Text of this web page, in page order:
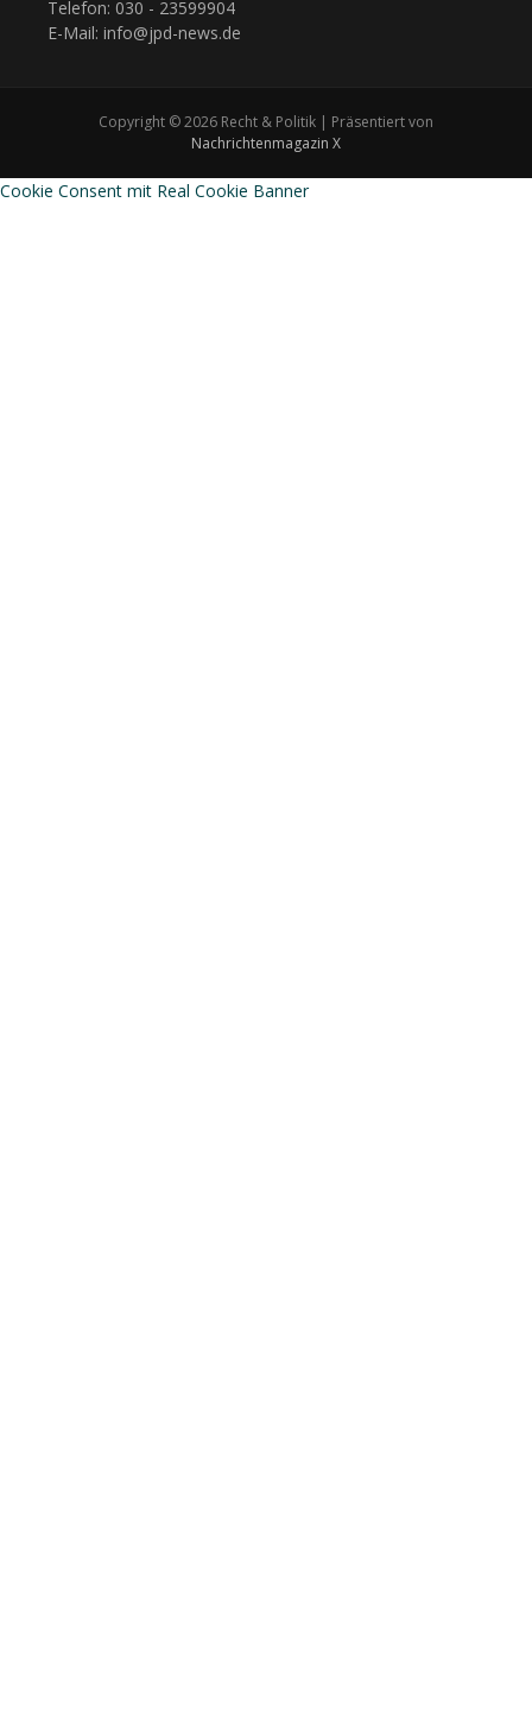
Telefon: 030 - 23599904
E-Mail: info@jpd-news.de
Copyright © 2026 Recht & Politik | Präsentiert von
Nachrichtenmagazin X
Cookie Consent mit Real Cookie Banner